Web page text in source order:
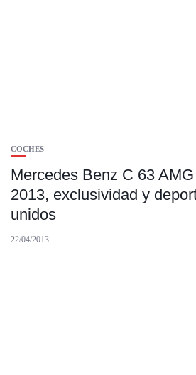
COCHES
Mercedes Benz C 63
2013, exclusividad y
unidos
22/04/2013